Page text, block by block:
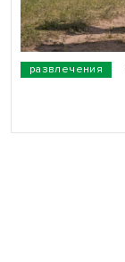
развлечения